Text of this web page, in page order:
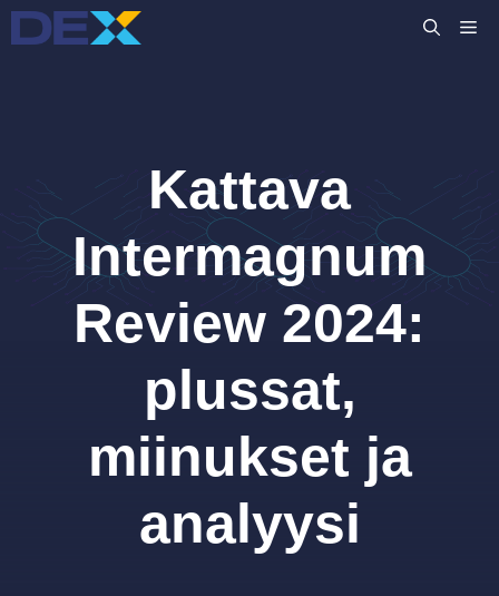
Siirry
sisältöön
Kattava
Intermagnum
Review 2024:
plussat,
miinukset ja
analyysi